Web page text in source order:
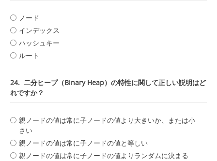
ノード
インデックス
ハッシュキー
ルート
24. 二分ヒープ（Binary Heap）の特性に関して正しい説明はど
れですか？
親ノードの値は常に子ノードの値より大きいか、または小
さい
親ノードの値は常に子ノードの値と等しい
親ノードの値は常に子ノードの値よりランダムに決まる